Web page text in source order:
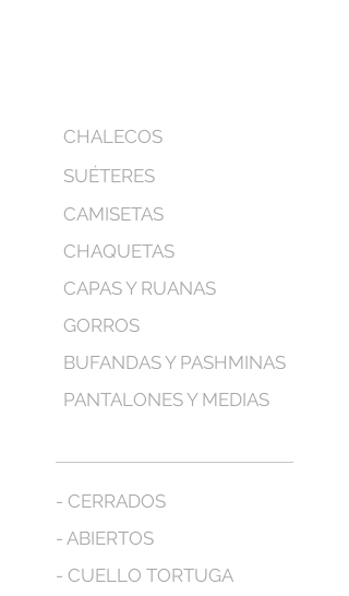
CHALECOS
SUÉTERES
CAMISETAS
CHAQUETAS
CAPAS Y RUANAS
GORROS
BUFANDAS Y PASHMINAS
PANTALONES Y MEDIAS
- CERRADOS
- ABIERTOS
- CUELLO TORTUGA